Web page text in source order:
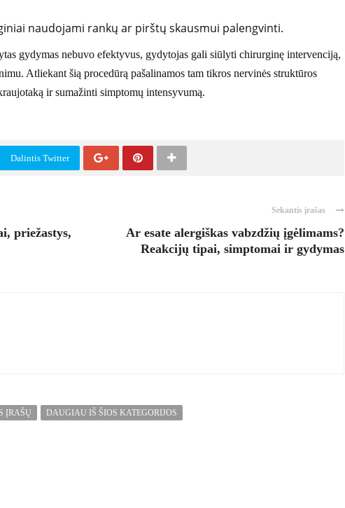
naudojami rankų ar pirštų skausmui palengvinti.
gydymas nebuvo efektyvus, gydytojas gali siūlyti chirurginę intervenciją,
Atliekant šią procedūrą pašalinamos tam tikros nervinės struktūros
ir sumažinti simptomų intensyvumą.
Dalintis Twitter
priežastys,
Sekantis įrašas
Ar esate alergiškas vabzdžių įgėlimams?
Reakcijų tipai, simptomai ir gydymas
ĮRAŠŲ DAUGIAU IŠ ŠIOS KATEGORIJOS